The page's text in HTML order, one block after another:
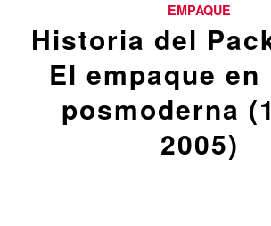
EMPAQUE
Historia del
El empaque en
posmoderna
2005)